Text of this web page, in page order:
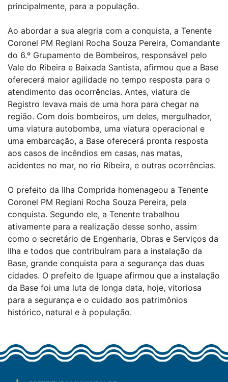
principalmente, para a população.
Ao abordar a sua alegria com a conquista, a Tenente
Coronel PM Regiani Rocha Souza Pereira, Comandante
do 6.º Grupamento de Bombeiros, responsável pelo
Vale do Ribeira e Baixada Santista, afirmou que a Base
oferecerá maior agilidade no tempo resposta para o
atendimento das ocorrências. Antes, viatura de
Registro levava mais de uma hora para chegar na
região. Com dois bombeiros, um deles, mergulhador,
uma viatura autobomba, uma viatura operacional e
uma embarcação, a Base oferecerá pronta resposta
aos casos de incêndios em casas, nas matas,
acidentes no mar, no rio Ribeira, e outras ocorrências.
O prefeito da Ilha Comprida homenageou a Tenente
Coronel PM Regiani Rocha Souza Pereira, pela
conquista. Segundo ele, a Tenente trabalhou
ativamente para a realização desse sonho, assim
como o secretário de Engenharia, Obras e Serviços da
Ilha e todos que contribuíram para a instalação da
Base, grande conquista para a segurança das duas
cidades. O prefeito de Iguape afirmou que a instalação
da Base foi uma luta de longa data, hoje, vitoriosa
para a segurança e o cuidado aos patrimônios
histórico, natural e à população.